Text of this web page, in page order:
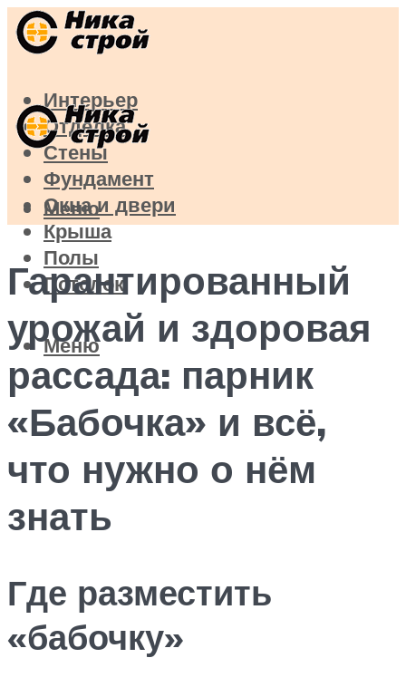
Интерьер
Отделка
Стены
Фундамент
Окна и двери
Крыша
Полы
Потолок
Меню
Меню
Гарантированный
урожай и здоровая
рассада: парник
«Бабочка» и всё,
что нужно о нём
знать
Где разместить
«бабочку»